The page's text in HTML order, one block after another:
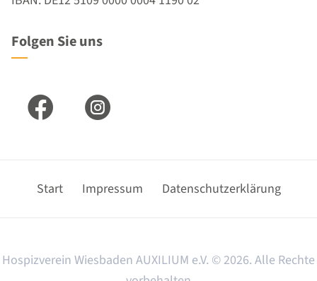
Folgen Sie uns
Business Two : Facebook
Business Two :
Navigation
Start Impressum Datenschutzerklärung
Hospizverein Wiesbaden AUXILIUM e.V. © 2026. Alle Rechte